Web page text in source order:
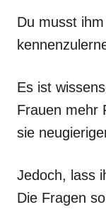
Du musst
Es ist
Frauen mehr
sie
Jedoch, lass
Die Fragen